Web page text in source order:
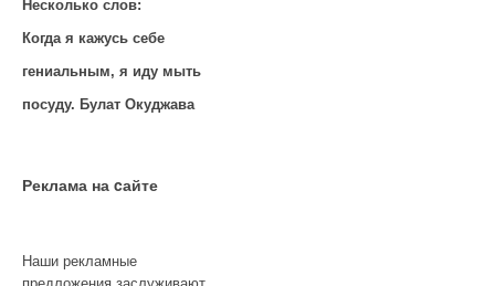
Несколько слов:
Когда я кажусь себе
гениальным, я иду мыть
посуду. Булат Окуджава
Реклама на cайте
Наши рекламные